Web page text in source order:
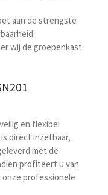
aan de strengste
wij de groepenkast
en flexibel
direct inzetbaar,
met de
profiteert u van
onze professionele